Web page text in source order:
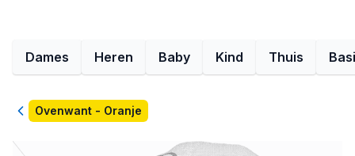
Dames Heren Baby Kind Thuis
TerugOvenwant - Oranje